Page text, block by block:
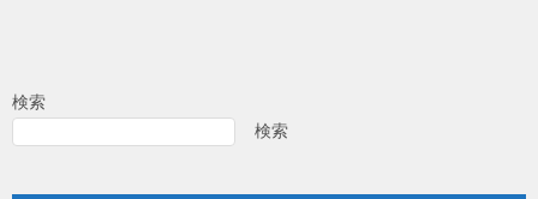
検索
検索